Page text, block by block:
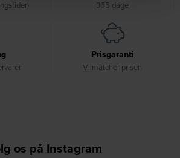
365 dage
Prisgaranti
Vi matcher prisen
os på Instagram